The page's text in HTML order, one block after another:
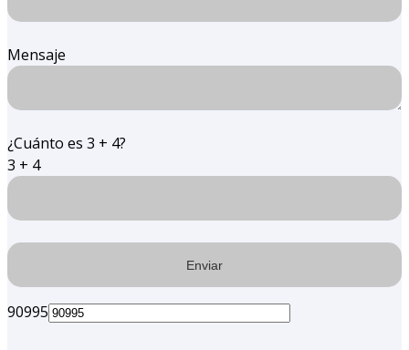
Mensaje
¿Cuánto es 3 + 4?
3 + 4
90995